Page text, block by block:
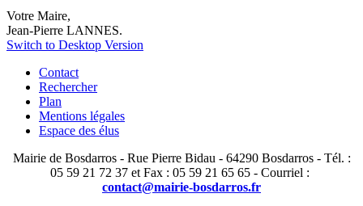
Votre Maire,
Jean-Pierre LANNES.
Switch to Desktop Version
Contact
Rechercher
Plan
Mentions légales
Espace des élus
Mairie de Bosdarros - Rue Pierre Bidau - 64290 Bosdarros - Tél. :
05 59 21 72 37 et Fax : 05 59 21 65 65 - Courriel :
contact@mairie-bosdarros.fr